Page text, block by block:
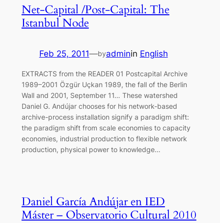
Net-Capital /Post-Capital: The
Istanbul Node
Feb 25, 2011—byadminin English
EXTRACTS from the READER 01 Postcapital Archive
1989–2001 Özgür Uçkan 1989, the fall of the Berlin
Wall and 2001, September 11… These watershed
Daniel G. Andújar chooses for his network-based
archive-process installation signify a paradigm shift:
the paradigm shift from scale economies to capacity
economies, industrial production to flexible network
production, physical power to knowledge…
Daniel García Andújar en IED
Máster – Observatorio Cultural 2010